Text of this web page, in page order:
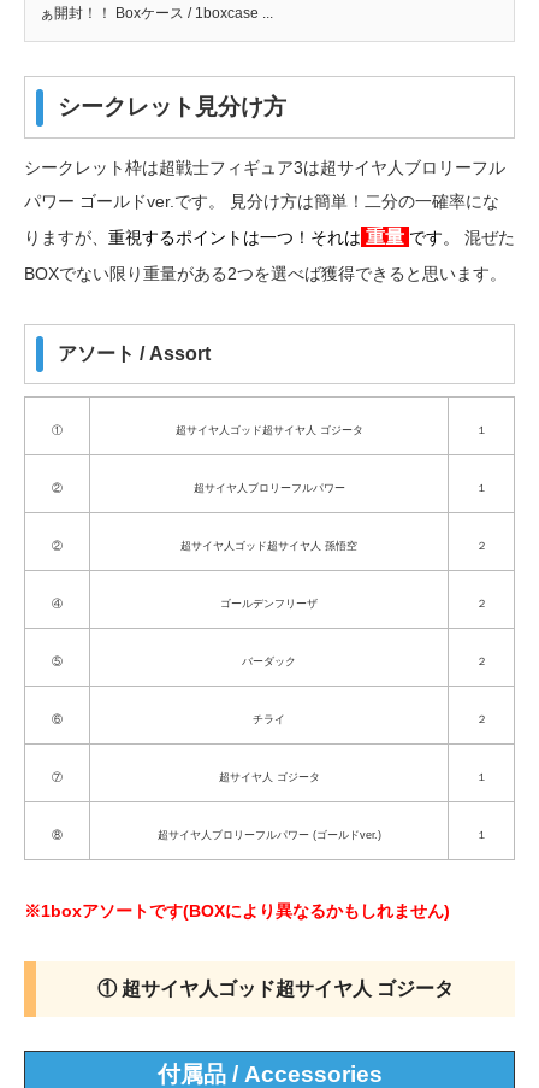
ぁ開封！！ Boxケース / 1boxcase ...
シークレット見分け方
シークレット枠は超戦士フィギュア3は超サイヤ人ブロリーフル
パワー ゴールドver.です。 見分け方は簡単！二分の一確率にな
りますが、 重視するポイントは一つ！それは 重量 です。
混ぜた
BOXでない限り重量がある2つを選べば獲得できると思います。
アソート / Assort
① 超サイヤ人ゴッド超サイヤ人 ゴジータ １
② 超サイヤ人ブロリーフルパワー １
② 超サイヤ人ゴッド超サイヤ人 孫悟空 ２
④ ゴールデンフリーザ ２
⑤ バーダック ２
⑥ チライ ２
⑦ 超サイヤ人 ゴジータ １
⑧ 超サイヤ人ブロリーフルパワー (ゴールドver.) １
※1boxアソートです(BOXにより異なるかもしれません)
① 超サイヤ人ゴッド超サイヤ人 ゴジータ
付属品 / Accessories